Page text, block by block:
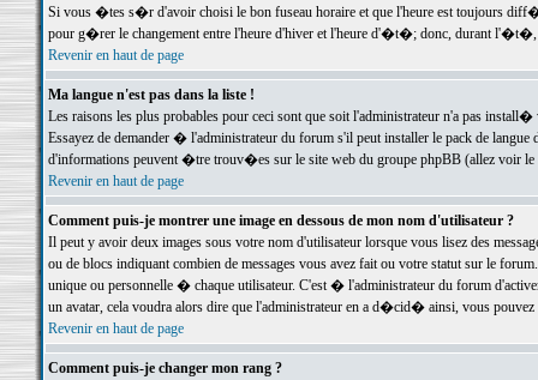
Si vous �tes s�r d'avoir choisi le bon fuseau horaire et que l'heure est toujours
pour g�rer le changement entre l'heure d'hiver et l'heure d'�t�; donc, durant
Revenir en haut de page
Ma langue n'est pas dans la liste !
Les raisons les plus probables pour ceci sont que soit l'administrateur n'a pas
Essayez de demander � l'administrateur du forum s'il peut installer le pack de
d'informations peuvent �tre trouv�es sur le site web du groupe phpBB (allez voir le
Revenir en haut de page
Comment puis-je montrer une image en dessous de mon nom d'utilisateur ?
Il peut y avoir deux images sous votre nom d'utilisateur lorsque vous lisez des
ou de blocs indiquant combien de messages vous avez fait ou votre statut sur le
unique ou personnelle � chaque utilisateur. C'est � l'administrateur du forum
un avatar, cela voudra alors dire que l'administrateur en a d�cid� ainsi, vous
Revenir en haut de page
Comment puis-je changer mon rang ?